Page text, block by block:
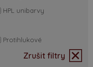
HPL unibarvy
Protihlukové
Zrušit filtry